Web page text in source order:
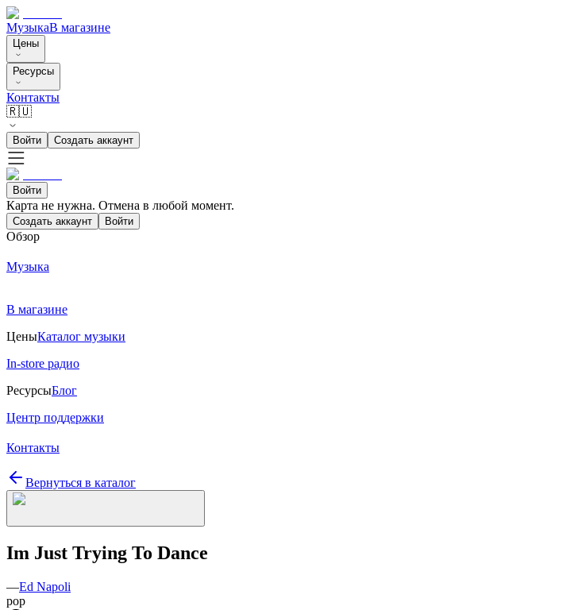
МузыкаВ магазине
Цены
Ресурсы
Контакты
🇷🇺
Войти Создать аккаунт
Войти
Карта не нужна. Отмена в любой момент.
Создать аккаунт Войти
Обзор
Музыка
В магазине
ЦеныКаталог музыки
In-store радио
РесурсыБлог
Центр поддержки
Контакты
Вернуться в каталог
Im Just Trying To Dance
—Ed Napoli
pop